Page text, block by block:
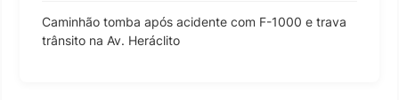
Caminhão tomba após acidente com F-1000 e trava
trânsito na Av. Heráclito